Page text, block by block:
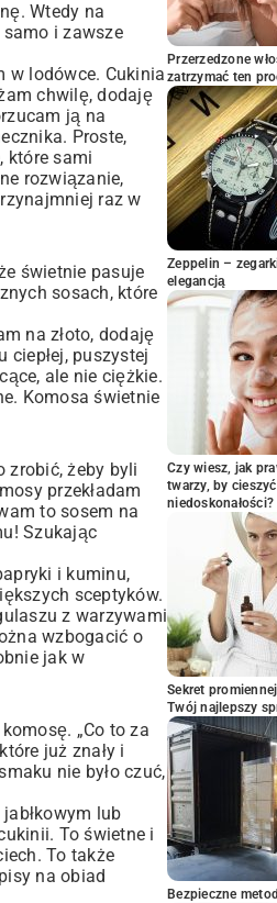
Wtedy na
i zawsze
w lodówce. Cukinia
chwilę, dodaję
ją na
Proste,
które sami
rozwiązanie,
raz w
świetnie pasuje
sosach, które
na złoto, dodaję
puszystej
ale nie ciężkie.
Komosa świetnie
zrobić, żeby byli
przekładam
to sosem na
Szukając
i kuminu,
sceptyków.
z warzywami
wzbogacić o
jak w
„Co to za
już znały i
nie było czuć,
lub
To świetne i
To także
na obiad
Przerzedzone
zatrzymać ten
Zeppelin –
elegancją
Czy wiesz, jak
twarzy, by
niedoskonałości?
Sekret
Twój najlepszy
Bezpieczne